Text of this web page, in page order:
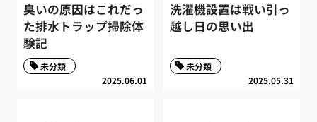
臭いの原因はこれだっ
た排水トラップ掃除体
験記
2025.06.01
未分類
洗濯機設置は戦い引っ
越し日の思い出
2025.05.31
未分類